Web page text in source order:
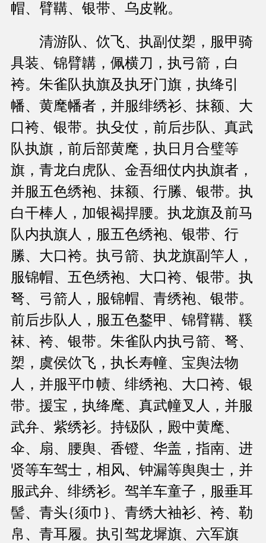
帽、臂鞲、银带、乌皮靴。
清游队、佽飞、执副仗槊，服甲骑
具装、锦臂韝，佩横刀，执弓箭，白
袴。朱雀队执旗及执牙门旗，执绛引
幡、黄麾幡者，并服绯绣衫、抹额、大
口袴、银带。执殳仗，前后步队、真武
队执旗，前后部黄麾，执日月合璧等
旗，青龙白虎队、金吾细仗内执旗者，
并服五色绣袍、抹额、行縢、银带。执
白干棒人，加银褐捍腰。执龙旗及前马
队内执旗人，服五色绣袍、银带、行
縢、大口袴。执弓箭、执龙旗副竿人，
服锦帽、五色绣袍、大口袴、银带。执
弩、弓箭人，服锦帽、青绣袍、银带。
前后步队人，服五色鍪甲、锦臂鞲、鞵
袜、袴、银带。朱雀队内执弓箭、弩、
槊，虞侯佽飞，执长寿幢、宝舆法物
人，并服平巾帻、绯绣袍、大口袴、银
带。援宝，执绛麾、真武幢叉人，并服
武弁、紫绣衫。持钑队，殿中黄麾、
伞、扇、腰舆、香镫、华盖，指南、进
贤等车驾士，相风、钟漏等舆舆士，并
服武弁、绯绣衫。驾羊车童子，服垂耳
髻、青头{须巾}、青绣大袖衫、袴、勒
帛、青耳履。执引驾龙墀旗、六军旗